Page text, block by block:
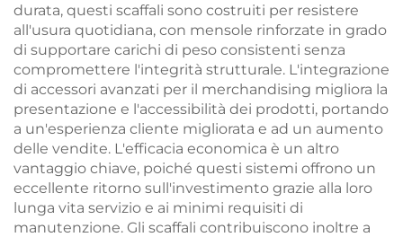
durata, questi scaffali sono costruiti per resistere
all'usura quotidiana, con mensole rinforzate in grado
di supportare carichi di peso consistenti senza
compromettere l'integrità strutturale. L'integrazione
di accessori avanzati per il merchandising migliora la
presentazione e l'accessibilità dei prodotti, portando
a un'esperienza cliente migliorata e ad un aumento
delle vendite. L'efficacia economica è un altro
vantaggio chiave, poiché questi sistemi offrono un
eccellente ritorno sull'investimento grazie alla loro
lunga vita servizio e ai minimi requisiti di
manutenzione. Gli scaffali contribuiscono inoltre a